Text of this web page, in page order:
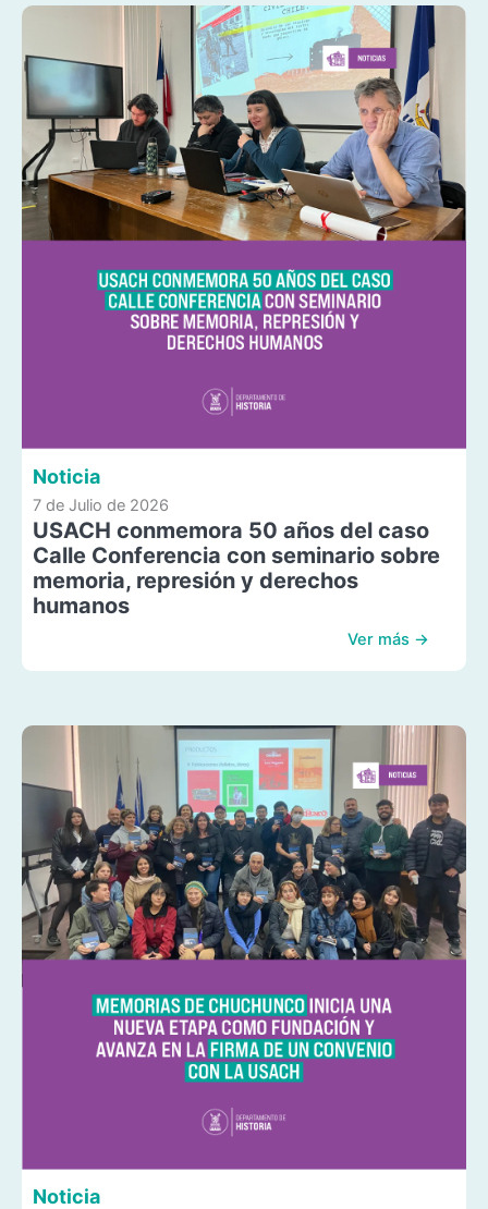
Noticia
7 de Julio de 2026
USACH conmemora 50 años del caso
Calle Conferencia con seminario sobre
memoria, represión y derechos
humanos
Ver más →
Noticia